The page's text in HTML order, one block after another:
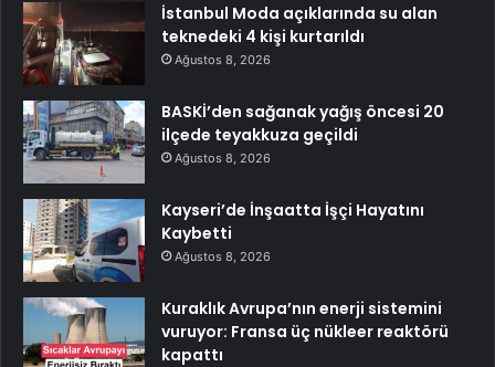
İstanbul Moda açıklarında su alan
teknedeki 4 kişi kurtarıldı
Ağustos 8, 2026
BASKİ’den sağanak yağış öncesi 20
ilçede teyakkuza geçildi
Ağustos 8, 2026
Kayseri’de İnşaatta İşçi Hayatını
Kaybetti
Ağustos 8, 2026
Kuraklık Avrupa’nın enerji sistemini
vuruyor: Fransa üç nükleer reaktörü
kapattı